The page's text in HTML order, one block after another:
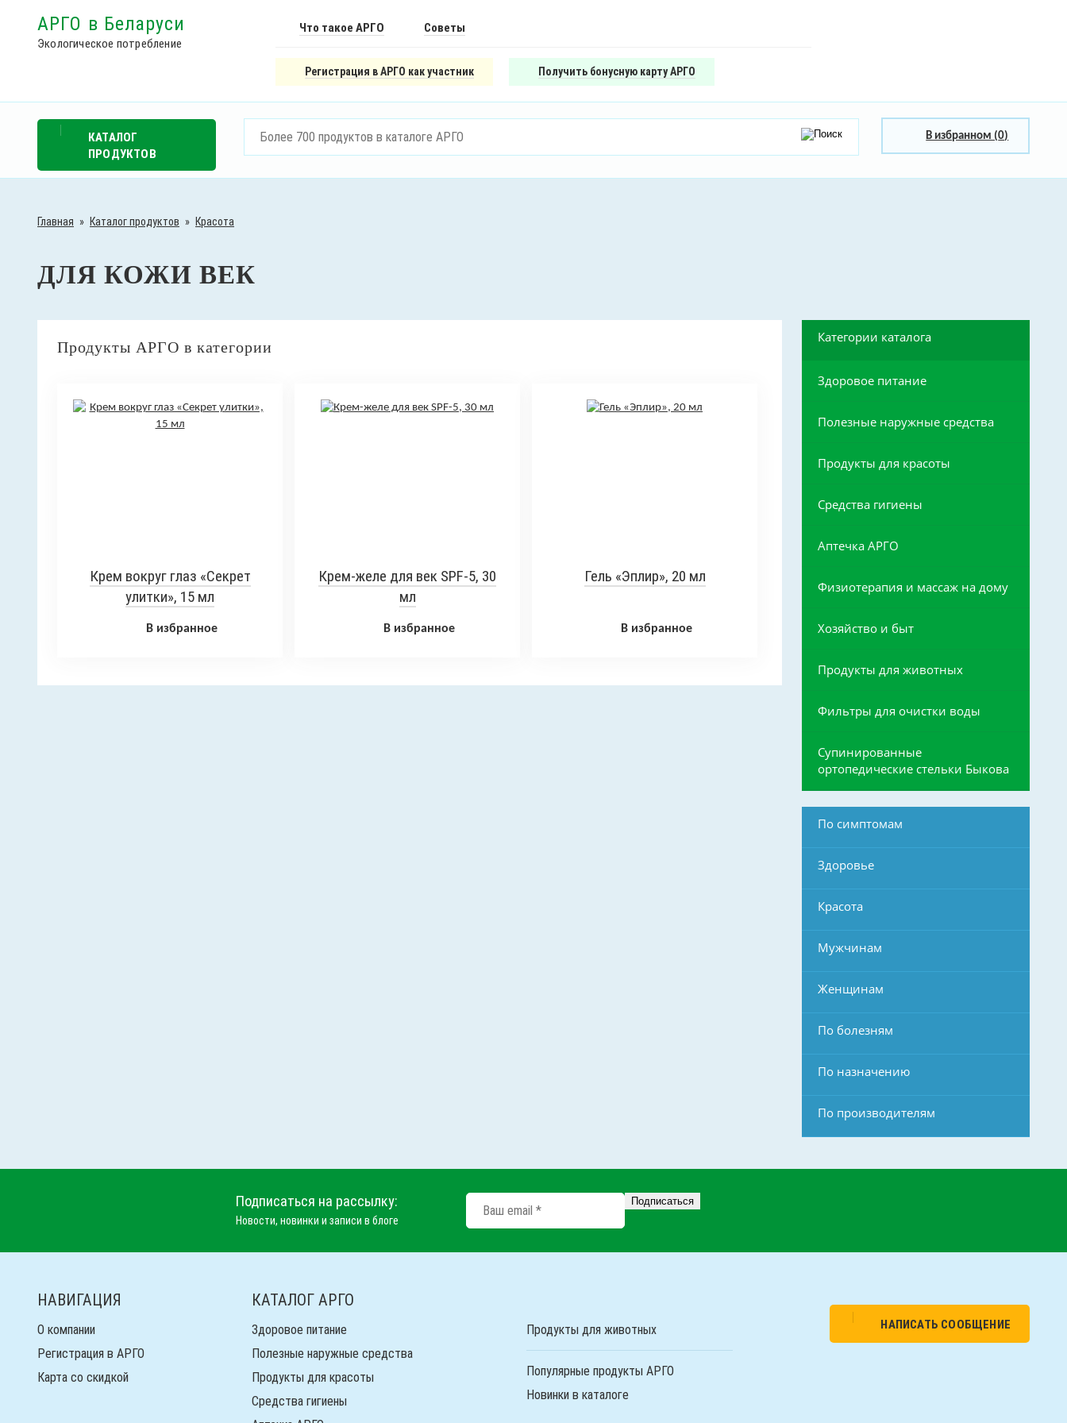
АРГО в Беларуси
Экологическое потребление
Что такое АРГО Советы
Регистрация в АРГО как участник Получить бонусную карту АРГО
КАТАЛОГ
ПРОДУКТОВ
В избранном (0)
Главная » Каталог продуктов » Красота
ДЛЯ КОЖИ ВЕК
Продукты АРГО в категории
Крем вокруг глаз «Секрет
улитки», 15 мл
В избранное
Крем-желе для век SPF-5, 30
мл
В избранное
Гель «Эплир», 20 мл
В избранное
Категории каталога
Здоровое питание
Полезные наружные средства
Продукты для красоты
Средства гигиены
Аптечка АРГО
Физиотерапия и массаж на дому
Хозяйство и быт
Продукты для животных
Фильтры для очистки воды
Супинированные
ортопедические стельки Быкова
По симптомам
Здоровье
Красота
Мужчинам
Женщинам
По болезням
По назначению
По производителям
Подписаться на рассылку:
Новости, новинки и записи в блоге
НАВИГАЦИЯ
О компании
Регистрация в АРГО
Карта со скидкой
КАТАЛОГ АРГО
Здоровое питание
Полезные наружные средства
Продукты для красоты
Средства гигиены
Продукты для животных
Популярные продукты АРГО
Новинки в каталоге
НАПИСАТЬ СООБЩЕНИЕ